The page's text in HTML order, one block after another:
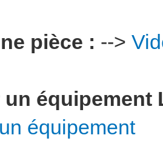
pièce : -->
équipement
équipement